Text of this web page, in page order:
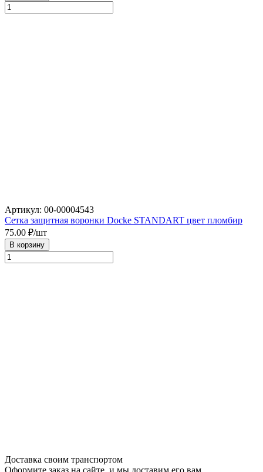
Артикул: 00-00004543
Сетка защитная воронки Docke STANDART цвет пломбир
75.00 ₽/шт
В корзину
Доставка своим транспортом
Оформите заказ на сайте, и мы доставим его вам